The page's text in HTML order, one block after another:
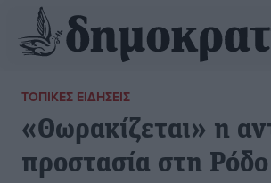
ΤΟΠΙΚΈΣ ΕΙΔΉΣΕΙΣ
«Θωρακίζεται» η
προστασία στη